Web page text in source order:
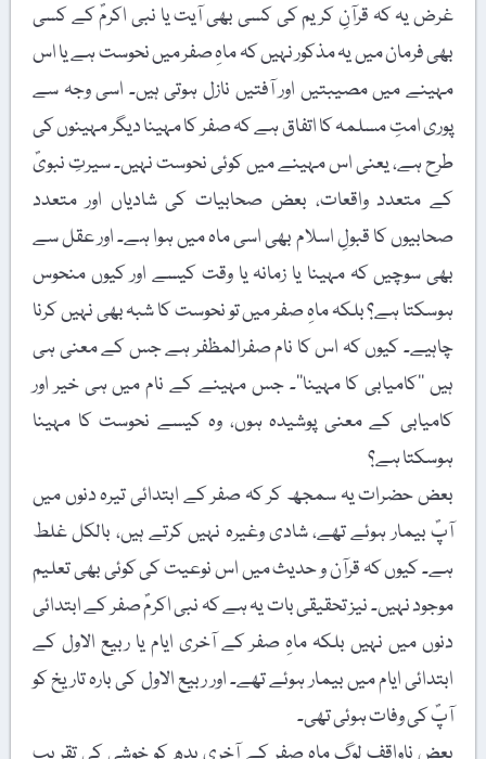
غرض یہ کہ قرآنِ کریم کی کسی بھی آیت یا نبی اکرمؐ کے کسی
بھی فرمان میں یہ مذکور نہیں کہ ماہِ صفر میں نحوست ہے یا اس
مہینے میں مصیبتیں اور آفتیں نازل ہوتی ہیں۔ اسی وجہ سے
پوری امتِ مسلمہ کا اتفاق ہے کہ صفر کا مہینا دیگر مہینوں کی
طرح ہے، یعنی اس مہینے میں کوئی نحوست نہیں۔ سیرتِ نبویؐ
کے متعدد واقعات، بعض صحابیات کی شادیاں اور متعدد
صحابیوں کا قبولِ اسلام بھی اسی ماہ میں ہوا ہے۔ اور عقل سے
بھی سوچیں کہ مہینا یا زمانہ یا وقت کیسے اور کیوں منحوس
ہوسکتا ہے؟ بلکہ ماہِ صفر میں تو نحوست کا شبہ بھی نہیں کرنا
چاہیے۔ کیوں کہ اس کا نام صفرالمظفر ہے جس کے معنی ہی
ہیں ’’کامیابی کا مہینا‘‘۔ جس مہینے کے نام میں ہی خیر اور
کامیابی کے معنی پوشیدہ ہوں، وہ کیسے نحوست کا مہینا
ہوسکتا ہے؟
بعض حضرات یہ سمجھ کر کہ صفر کے ابتدائی تیرہ دنوں میں
آپؐ بیمار ہوئے تھے، شادی وغیرہ نہیں کرتے ہیں، بالکل غلط
ہے۔ کیوں کہ قرآن و حدیث میں اس نوعیت کی کوئی بھی تعلیم
موجود نہیں۔ نیز تحقیقی بات یہ ہے کہ نبی اکرمؐ صفر کے ابتدائی
دنوں میں نہیں بلکہ ماہِ صفر کے آخری ایام یا ربیع الاول کے
ابتدائی ایام میں بیمار ہوئے تھے۔ اور ربیع الاول کی بارہ تاریخ کو
آپؐ کی وفات ہوئی تھی۔